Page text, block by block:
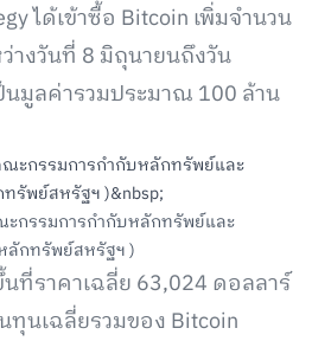
ได้เข้าซื้อ Bitcoin เพิ่มจำนวน
างวันที่ 8 มิถุนายนถึงวัน
มูลค่ารวมประมาณ 100 ล้าน
ะกรรมการกำกับหลักทรัพย์และ
ลักทรัพย์สหรัฐฯ )
ที่ราคาเฉลี่ย 63,024 ดอลลาร์
นเฉลี่ยรวมของ Bitcoin